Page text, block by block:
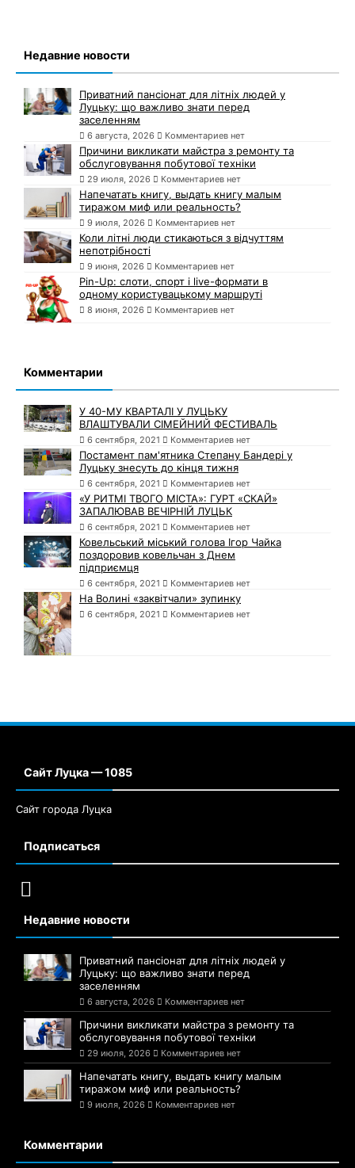
Недавние новости
Приватний пансіонат для літніх людей у
Луцьку: що важливо знати перед
заселенням
6 августа, 2026 Комментариев нет
Причини викликати майстра з ремонту та
обслуговування побутової техніки
29 июля, 2026 Комментариев нет
Напечатать книгу, выдать книгу малым
тиражом миф или реальность?
9 июля, 2026 Комментариев нет
Коли літні люди стикаються з відчуттям
непотрібності
9 июня, 2026 Комментариев нет
Pin-Up: слоти, спорт і live-формати в
одному користувацькому маршруті
8 июня, 2026 Комментариев нет
Комментарии
У 40-МУ КВАРТАЛІ У ЛУЦЬКУ
ВЛАШТУВАЛИ СІМЕЙНИЙ ФЕСТИВАЛЬ
6 сентября, 2021 Комментариев нет
Постамент пам'ятника Степану Бандері у
Луцьку знесуть до кінця тижня
6 сентября, 2021 Комментариев нет
«У РИТМІ ТВОГО МІСТА»: ГУРТ «СКАЙ»
ЗАПАЛЮВАВ ВЕЧІРНІЙ ЛУЦЬК
6 сентября, 2021 Комментариев нет
Ковельський міський голова Ігор Чайка
поздоровив ковельчан з Днем
підприємця
6 сентября, 2021 Комментариев нет
На Волині «заквітчали» зупинку
6 сентября, 2021 Комментариев нет
Сайт Луцка — 1085
Сайт города Луцка
Подписаться
Недавние новости
Приватний пансіонат для літніх людей у
Луцьку: що важливо знати перед
заселенням
6 августа, 2026 Комментариев нет
Причини викликати майстра з ремонту та
обслуговування побутової техніки
29 июля, 2026 Комментариев нет
Напечатать книгу, выдать книгу малым
тиражом миф или реальность?
9 июля, 2026 Комментариев нет
Комментарии